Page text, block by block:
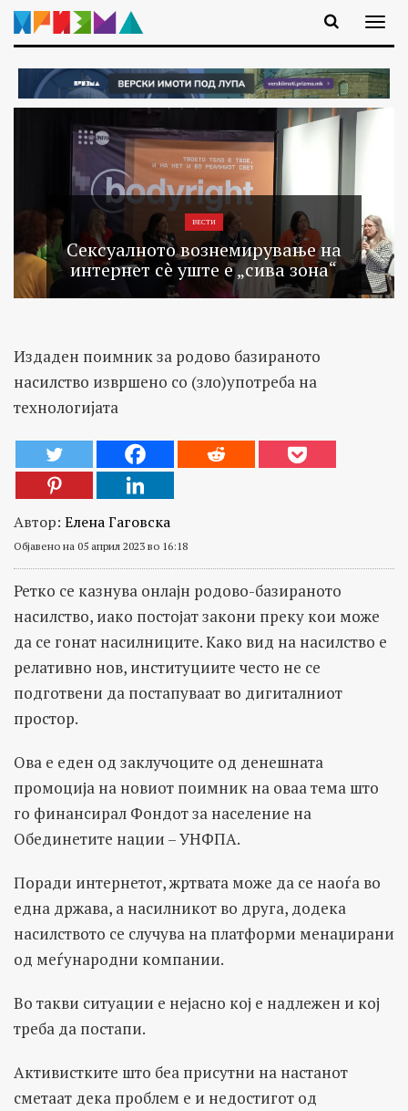
ВЕСТИ
Сексуалното вознемирување на
интернет сè уште е „сива зона“
Издаден поимник за родово базираното
насилство извршено со (зло)употреба на
технологиjата
Автор: Елена Гаговска
Објавено на 05 април 2023 во 16:18
Ретко се казнува онлајн родово-базираното
насилство, иако постојат закони преку кои може
да се гонат насилниците. Како вид на насилство е
релативно нов, институциите често не се
подготвени да постапуваат во дигиталниот
простор.
Ова е еден од заклучоците од денешната
промоција на новиот поимник на оваа тема што
го финансирал Фондот за население на
Обединетите нации – УНФПА.
Поради интернетот, жртвата може да се наоѓа во
една држава, а насилникот во друга, додека
насилството се случува на платформи менаџирани
од меѓународни компании.
Во такви ситуации е нејасно кој е надлежен и кој
треба да постапи.
Активистките што беа присутни на настанот
сметаат дека проблем е и недостигот од